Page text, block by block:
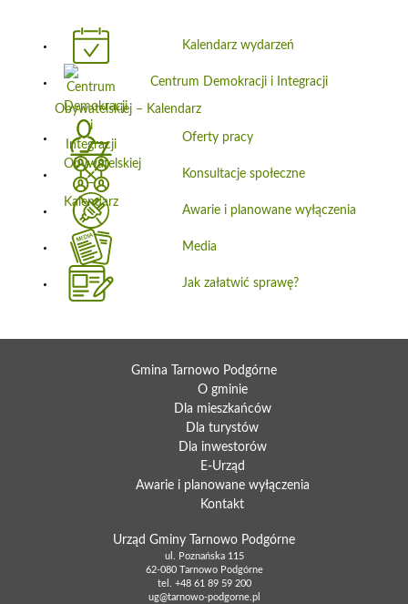
Kalendarz wydarzeń
Centrum Demokracji i Integracji
Obywatelskiej – Kalendarz
Oferty pracy
Konsultacje społeczne
Awarie i planowane wyłączenia
Media
Jak załatwić sprawę?
Gmina Tarnowo Podgórne
O gminie
Dla mieszkańców
Dla turystów
Dla inwestorów
E-Urząd
Awarie i planowane wyłączenia
Kontakt
Urząd Gminy Tarnowo Podgórne
ul. Poznańska 115
62-080 Tarnowo Podgórne
tel. +48 61 89 59 200
ug@tarnowo-podgorne.pl